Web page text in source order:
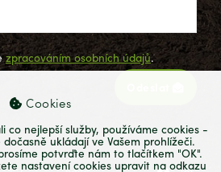
zpracováním osobních údajů.
Cookies
co nejlepší služby, používáme cookies -
ukládají ve Vašem prohlížeči.
potvrďte nám to tlačítkem "OK".
nastavení cookies upravit na odkazu